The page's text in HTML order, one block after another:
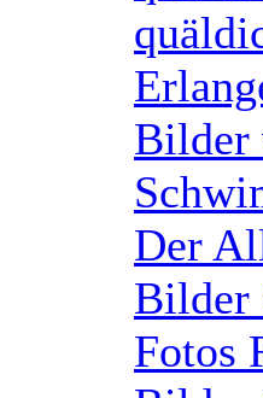
Bilder
Der
Bilder
Fotos